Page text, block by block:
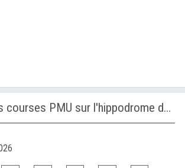
Les vidéos des courses PMU sur l'hippodrome de SANTA ANITA (ÉTATS-UNIS)